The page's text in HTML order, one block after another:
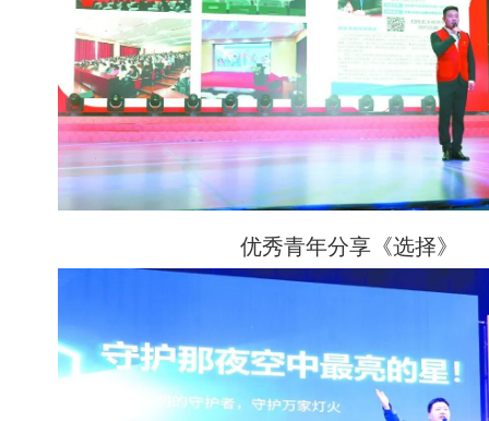
优秀青年分享《选择》